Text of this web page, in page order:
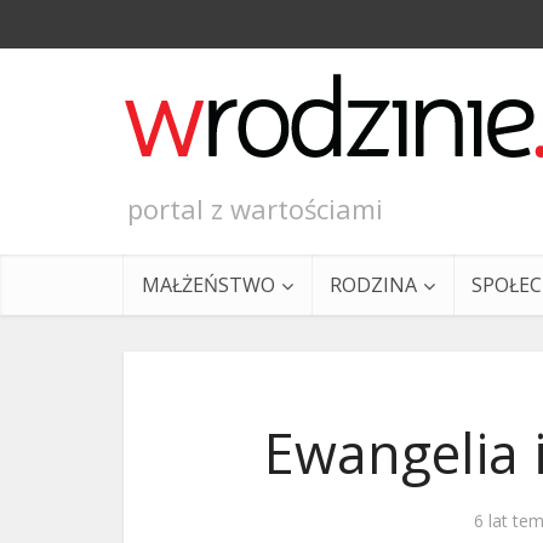
portal z wartościami
MAŁŻEŃSTWO RODZINA
6 lat